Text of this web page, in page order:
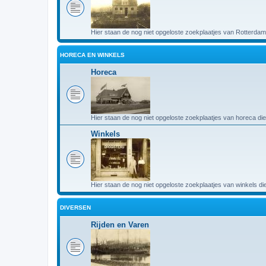
Hier staan de nog niet opgeloste zoekplaatjes van
HORECA EN WINKELS
Horeca
Hier staan de nog niet opgeloste zoekplaatjes van horeca
Winkels
Hier staan de nog niet opgeloste zoekplaatjes van winkels
DIVERSEN
Rijden en Varen